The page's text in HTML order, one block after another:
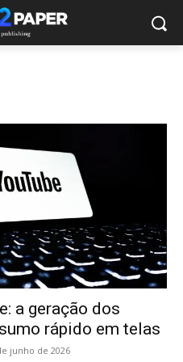
a geração dos
rápido em telas
junho de 2026